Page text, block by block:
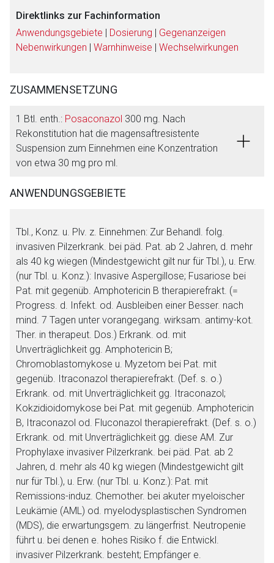
Direktlinks zur Fachinformation
Anwendungsgebiete | Dosierung | Gegenanzeigen
Nebenwirkungen | Warnhinweise | Wechselwirkungen
ZUSAMMENSETZUNG
1 Btl. enth.: Posaconazol 300 mg. Nach
Rekonstitution hat die magensaftresistente
Suspension zum Einnehmen eine Konzentration
von etwa 30 mg pro ml.
ANWENDUNGSGEBIETE
Tbl., Konz. u. Plv. z. Einnehmen: Zur Behandl. folg.
invasiven Pilzerkrank. bei päd. Pat. ab 2 Jahren, d. mehr
als 40 kg wiegen (Mindestgewicht gilt nur für Tbl.), u. Erw.
(nur Tbl. u. Konz.): Invasive Aspergillose; Fusariose bei
Pat. mit gegenüb. Amphotericin B therapierefrakt. (=
Progress. d. Infekt. od. Ausbleiben einer Besser. nach
mind. 7 Tagen unter vorangegang. wirksam. antimy-kot.
Ther. in therapeut. Dos.) Erkrank. od. mit
Unverträglichkeit gg. Amphotericin B;
Chromoblastomykose u. Myzetom bei Pat. mit
gegenüb. Itraconazol therapierefrakt. (Def. s. o.)
Erkrank. od. mit Unverträglichkeit gg. Itraconazol;
Kokzidioidomykose bei Pat. mit gegenüb. Amphotericin
B, Itraconazol od. Fluconazol therapierefrakt. (Def. s. o.)
Erkrank. od. mit Unverträglichkeit gg. diese AM. Zur
Prophylaxe invasiver Pilzerkrank. bei päd. Pat. ab 2
Jahren, d. mehr als 40 kg wiegen (Mindestgewicht gilt
nur für Tbl.), u. Erw. (nur Tbl. u. Konz.): Pat. mit
Remissions-induz. Chemother. bei akuter myeloischer
Leukämie (AML) od. myelodysplastischen Syndromen
(MDS), die erwartungsgem. zu längerfrist. Neutropenie
führt u. bei denen e. hohes Risiko f. die Entwickl.
invasiver Pilzerkrank. besteht; Empfänger e.